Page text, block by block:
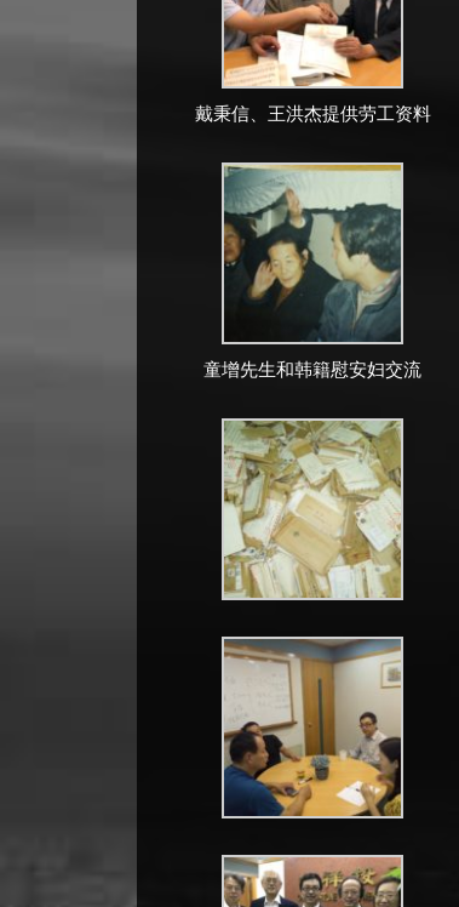
戴秉信、王洪杰提供劳工资料
童增先生和韩籍慰安妇交流